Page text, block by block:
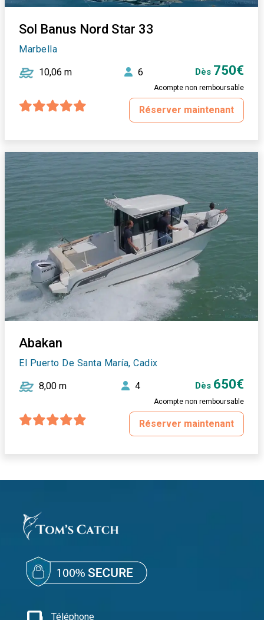
Sol Banus Nord Star 33
Marbella
10,06 m 6 Dès 750€
Acompte non remboursable
Réserver maintenant
Abakan
El Puerto De Santa María, Cadix
8,00 m 4 Dès 650€
Acompte non remboursable
Réserver maintenant
Téléphone